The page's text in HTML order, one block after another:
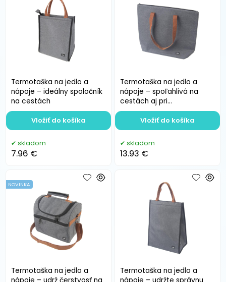
Termotaška na jedlo a
nápoje – ideálny spoločník
na cestách
skladom
7.96 €
Vložiť do košíka
Termotaška na jedlo a
nápoje – spoľahlivá na
cestách aj pri
každodennom používaní
skladom
13.93 €
Vložiť do košíka
Termotaška na jedlo a
nápoje – udrž čerstvosť na
NOVINKA
Termotaška na jedlo a
nápoje – udržte správnu